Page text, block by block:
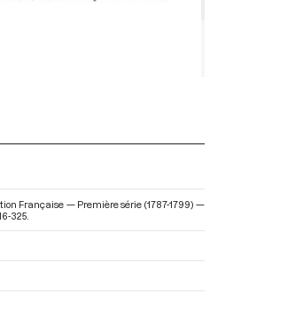
Française — Première série (1787-1799) —
325.